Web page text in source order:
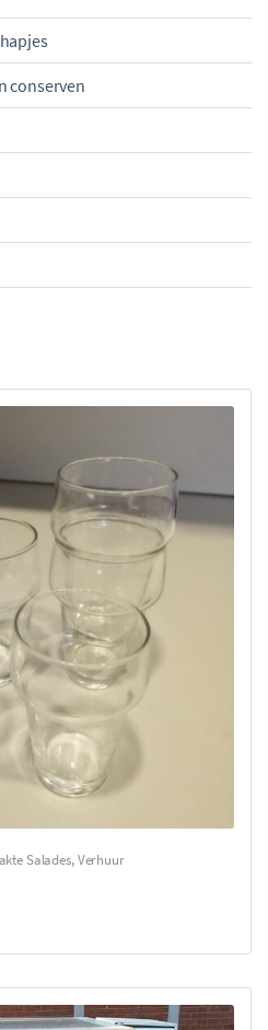
conserven
Salades,Verhuur